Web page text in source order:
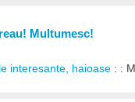
Multumesc!
interesante, haioase : :